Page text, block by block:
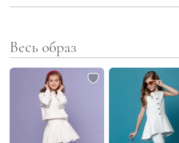
Весь образ